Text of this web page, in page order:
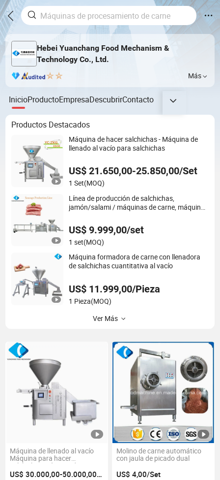
Hebei Yuanchang Food Mechanism &
Technology Co., Ltd.
Más
InicioProductoEmpresaDescubrirContacto
Productos Destacados
Máquina de hacer salchichas - Máquina de
llenado al vacío para salchichas
US$ 21.650,00-25.850,00/Set
1 Set(MOQ)
Línea de producción de salchichas,
jamón/salami / máquinas de carne, máquina
US$ 9.999,00/set
1 set(MOQ)
Máquina formadora de carne con llenadora
de salchichas cuantitativa al vacío
US$ 11.999,00/Pieza
1 Pieza(MOQ)
Ver Más
Máquina de llenado al vacío
Máquina para hacer
salchichas Máquina de
procesamiento de alimentosUS$ 30.000,00-50.000,00/set
Molino de carne automático
con jaula de picado dual
US$ 4,00/Set